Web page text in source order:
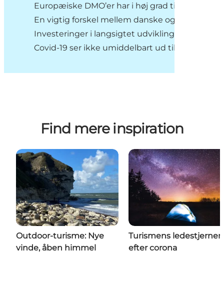
Europæiske DMO’er har i høj grad tilpasset
En vigtig forskel mellem danske og
Investeringer i langsigtet udvikling –
Covid-19 ser ikke umiddelbart ud til at ville
Find mere inspiration
Outdoor-turisme: Nye
vinde, åben himmel
Turismens ledestjerner
efter corona